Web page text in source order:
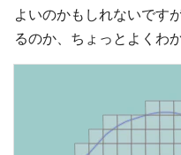
よいのかもしれないです
るのか、ちょっとよくわ